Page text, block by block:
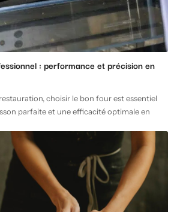
: performance et précision en
choisir le bon four est essentiel
parfaite et une efficacité optimale en